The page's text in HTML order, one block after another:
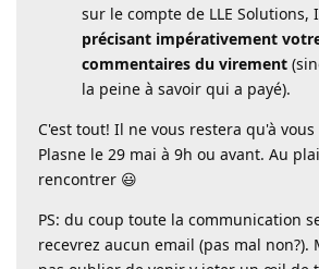
sur le compte de LLE Solutions,
précisant impérativement
commentaires du virement
la peine à savoir qui a payé).
C'est tout! Il ne vous restera qu'à
Plasne le 29 mai à 9h ou avant. Au
rencontrer 😃
PS: du coup toute la communication
recevrez aucun email (pas mal non?).